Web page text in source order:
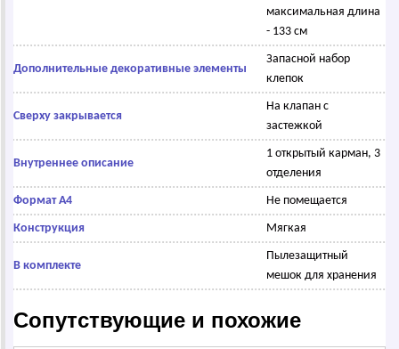
максимальная длина
- 133 см
Дополнительные декоративные элементы
Запасной набор
клепок
Сверху закрывается
На клапан с
застежкой
Внутреннее описание
1 открытый карман, 3
отделения
Формат А4 Не помещается
Конструкция Мягкая
В комплекте
Пылезащитный
мешок для хранения
Сопутствующие и похожие